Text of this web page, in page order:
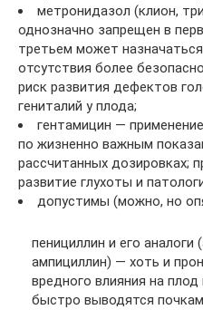
метронидазол (клион,
однозначно запрещен в
третьем может
отсутствия более
риск развития дефектов
гениталий у плода;
гентамицин —
по жизненно важным
рассчитанных дозировках;
развитие глухоты и
допустимы (можно, но
пенициллин и его аналоги
ампициллин) — хоть и
вредного влияния на
быстро выводятся